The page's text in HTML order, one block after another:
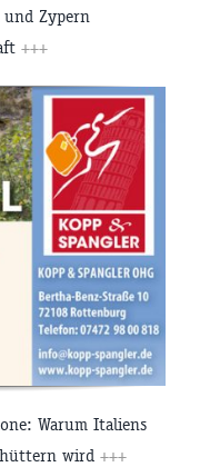
Zypern
+++
Warum Italiens
wird +++